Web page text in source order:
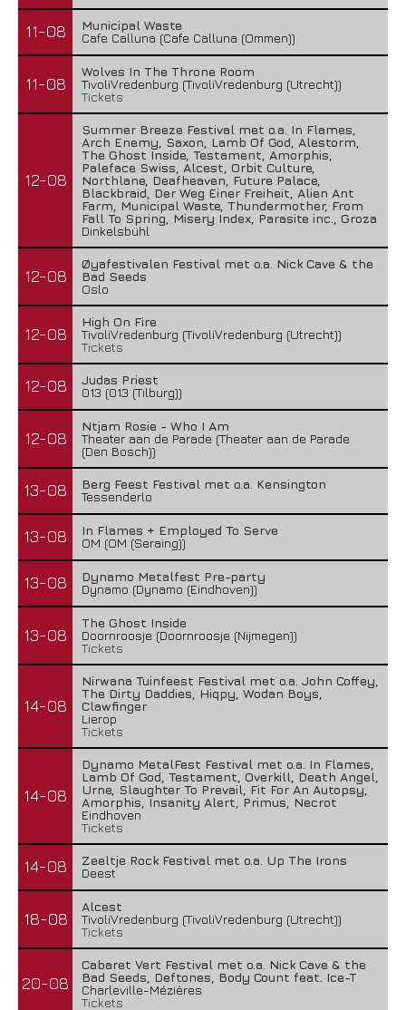
11-08
Municipal Waste
Cafe Calluna (Cafe Calluna (Ommen))
11-08
Wolves In The Throne Room
TivoliVredenburg (TivoliVredenburg (Utrecht))
Tickets
12-08
Summer Breeze Festival met o.a. In Flames,
Arch Enemy, Saxon, Lamb Of God, Alestorm,
The Ghost Inside, Testament, Amorphis,
Paleface Swiss, Alcest, Orbit Culture,
Northlane, Deafheaven, Future Palace,
Blackbraid, Der Weg Einer Freiheit, Alien Ant
Farm, Municipal Waste, Thundermother, From
Fall To Spring, Misery Index, Parasite inc., Groza
Dinkelsbühl
12-08
Øyafestivalen Festival met o.a. Nick Cave & the
Bad Seeds
Oslo
12-08
High On Fire
TivoliVredenburg (TivoliVredenburg (Utrecht))
Tickets
12-08
Judas Priest
013 (013 (Tilburg))
12-08
Ntjam Rosie - Who I Am
Theater aan de Parade (Theater aan de Parade
(Den Bosch))
13-08
Berg Feest Festival met o.a. Kensington
Tessenderlo
13-08
In Flames + Employed To Serve
OM (OM (Seraing))
13-08
Dynamo Metalfest Pre-party
Dynamo (Dynamo (Eindhoven))
13-08
The Ghost Inside
Doornroosje (Doornroosje (Nijmegen))
Tickets
14-08
Nirwana Tuinfeest Festival met o.a. John Coffey,
The Dirty Daddies, Hiqpy, Wodan Boys,
Clawfinger
Lierop
Tickets
14-08
Dynamo MetalFest Festival met o.a. In Flames,
Lamb Of God, Testament, Overkill, Death Angel,
Urne, Slaughter To Prevail, Fit For An Autopsy,
Amorphis, Insanity Alert, Primus, Necrot
Eindhoven
Tickets
14-08
Zeeltje Rock Festival met o.a. Up The Irons
Deest
18-08
Alcest
TivoliVredenburg (TivoliVredenburg (Utrecht))
Tickets
20-08
Cabaret Vert Festival met o.a. Nick Cave & the
Bad Seeds, Deftones, Body Count feat. Ice-T
Charleville-Mézières
Tickets